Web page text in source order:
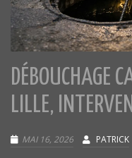
DÉBOUCHAGE
LILLE,
MAI 16, 2026 PATRICK